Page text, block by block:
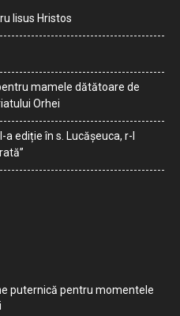
Iisus Hristos
mamele dătătoare de
Orhei
ediție în s. Lucășeuca, r-l
puternică pentru momentele